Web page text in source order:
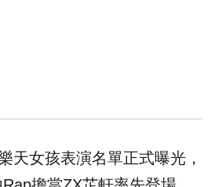
天女孩表演名單正式曝光，